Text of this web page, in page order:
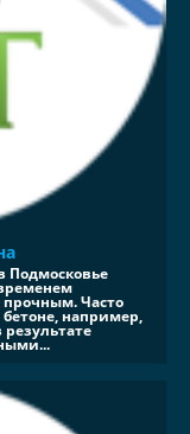
Подмосковье
прочным. Часто
например,